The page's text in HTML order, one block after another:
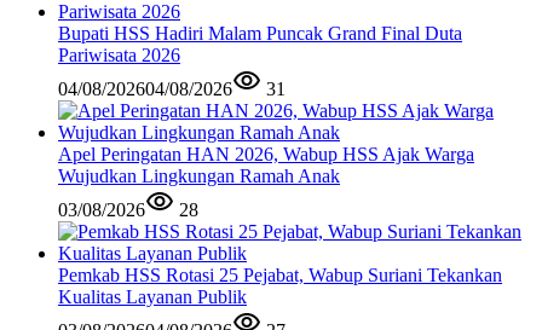
Bupati HSS Hadiri Malam Puncak Grand Final Duta
Pariwisata 2026
04/08/202604/08/2026 31
Apel Peringatan HAN 2026, Wabup HSS Ajak Warga
Wujudkan Lingkungan Ramah Anak
03/08/2026
28
Pemkab HSS Rotasi 25 Pejabat, Wabup Suriani Tekankan
Kualitas Layanan Publik